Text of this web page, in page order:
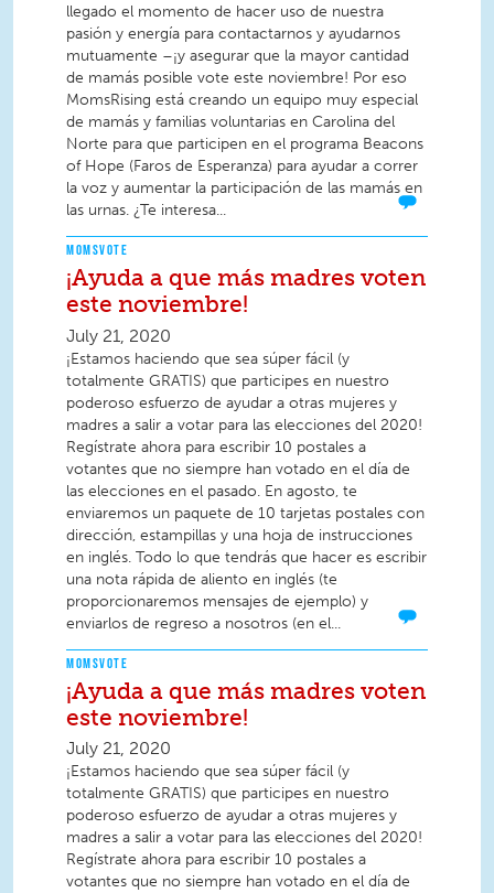
llegado el momento de hacer uso de nuestra
pasión y energía para contactarnos y ayudarnos
mutuamente –¡y asegurar que la mayor cantidad
de mamás posible vote este noviembre! Por eso
MomsRising está creando un equipo muy especial
de mamás y familias voluntarias en Carolina del
Norte para que participen en el programa Beacons
of Hope (Faros de Esperanza) para ayudar a correr
la voz y aumentar la participación de las mamás en
las urnas. ¿Te interesa...
MOMSVOTE
¡Ayuda a que más madres voten
este noviembre!
July 21, 2020
¡Estamos haciendo que sea súper fácil (y
totalmente GRATIS) que participes en nuestro
poderoso esfuerzo de ayudar a otras mujeres y
madres a salir a votar para las elecciones del 2020!
Regístrate ahora para escribir 10 postales a
votantes que no siempre han votado en el día de
las elecciones en el pasado. En agosto, te
enviaremos un paquete de 10 tarjetas postales con
dirección, estampillas y una hoja de instrucciones
en inglés. Todo lo que tendrás que hacer es escribir
una nota rápida de aliento en inglés (te
proporcionaremos mensajes de ejemplo) y
enviarlos de regreso a nosotros (en el...
MOMSVOTE
¡Ayuda a que más madres voten
este noviembre!
July 21, 2020
¡Estamos haciendo que sea súper fácil (y
totalmente GRATIS) que participes en nuestro
poderoso esfuerzo de ayudar a otras mujeres y
madres a salir a votar para las elecciones del 2020!
Regístrate ahora para escribir 10 postales a
votantes que no siempre han votado en el día de